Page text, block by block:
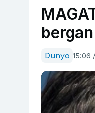
Dunyo 15:06